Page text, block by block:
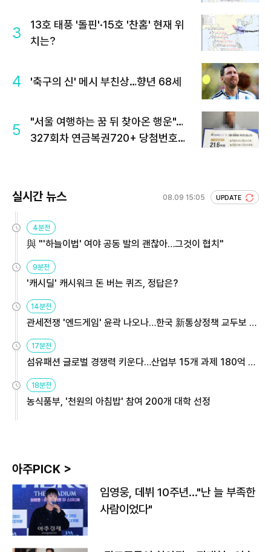
3
13호 태풍 '돌핀'·15호 '찬홈' 현재 위
치는?
4 '축구의 신' 메시 부친상…향년 68세
5
"서울 여행하는 꿈 뒤 찾아온 행운"…
327회차 연금복권720+ 당첨번호조
실시간 뉴스 08.09 15:05 UPDATE
4분전
與 "'하늘이법' 여야 공동 발의 괜찮아…그것이 협치"
9분전
'캐시딜' 캐시워크 돈 버는 퀴즈, 정답은?
14분전
관세전쟁 '엔드게임' 윤곽 나오나…한국 新통상정책 교두보 활
용해야
17분전
섬유패션 글로벌 경쟁력 키운다…산업부 15개 과제 180억 지
원
18분전
농식품부, '천원의 아침밥' 참여 200개 대학 선정
아주PICK >
임영웅, 데뷔 10주년…"난 늘 부족한
사람이었다"